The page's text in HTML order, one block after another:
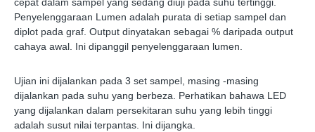
cepat dalam sampel yang sedang diuji pada suhu tertinggi.
Penyelenggaraan Lumen adalah purata di setiap sampel dan
diplot pada graf. Output dinyatakan sebagai % daripada output
cahaya awal. Ini dipanggil penyelenggaraan lumen.
Ujian ini dijalankan pada 3 set sampel, masing -masing
dijalankan pada suhu yang berbeza. Perhatikan bahawa LED
yang dijalankan dalam persekitaran suhu yang lebih tinggi
adalah susut nilai terpantas. Ini dijangka.